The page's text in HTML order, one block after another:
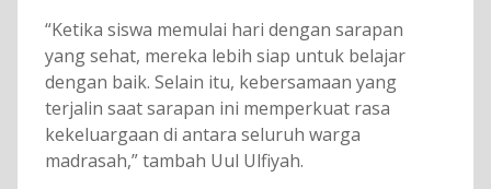
“Ketika siswa memulai hari dengan sarapan
yang sehat, mereka lebih siap untuk belajar
dengan baik. Selain itu, kebersamaan yang
terjalin saat sarapan ini memperkuat rasa
kekeluargaan di antara seluruh warga
madrasah,” tambah Uul Ulfiyah.